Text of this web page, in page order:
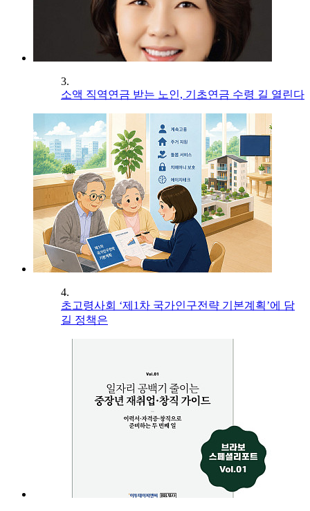
3.
소액 직역연금 받는 노인, 기초연금 수령 길 열린다
4.
초고령사회 ‘제1차 국가인구전략 기본계획’에 담
길 정책은